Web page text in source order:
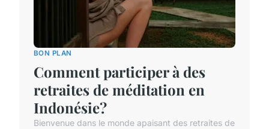
BON PLAN
Comment participer à des
retraites de méditation en
Indonésie?
Bienvenue dans le monde apaisant des retraites de